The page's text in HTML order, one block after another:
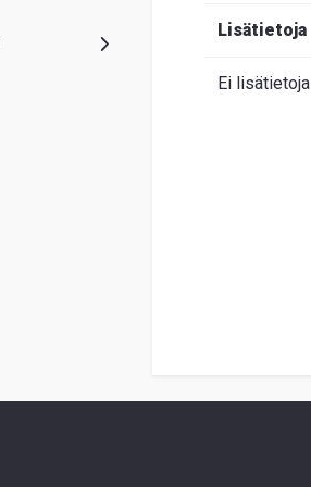
Lisätietoja
Ei lisätietoja